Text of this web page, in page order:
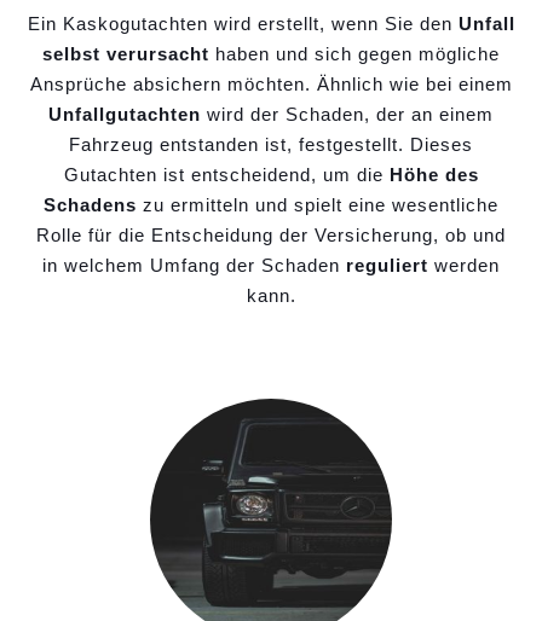
Ein Kaskogutachten wird erstellt, wenn Sie den Unfall
selbst verursacht haben und sich gegen mögliche
Ansprüche absichern möchten. Ähnlich wie bei einem
Unfallgutachten wird der Schaden, der an einem
Fahrzeug entstanden ist, festgestellt. Dieses
Gutachten ist entscheidend, um die Höhe des
Schadens zu ermitteln und spielt eine wesentliche
Rolle für die Entscheidung der Versicherung, ob und
in welchem Umfang der Schaden reguliert werden
kann.